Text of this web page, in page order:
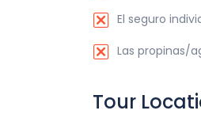
El seguro
Las propinas/
Tour